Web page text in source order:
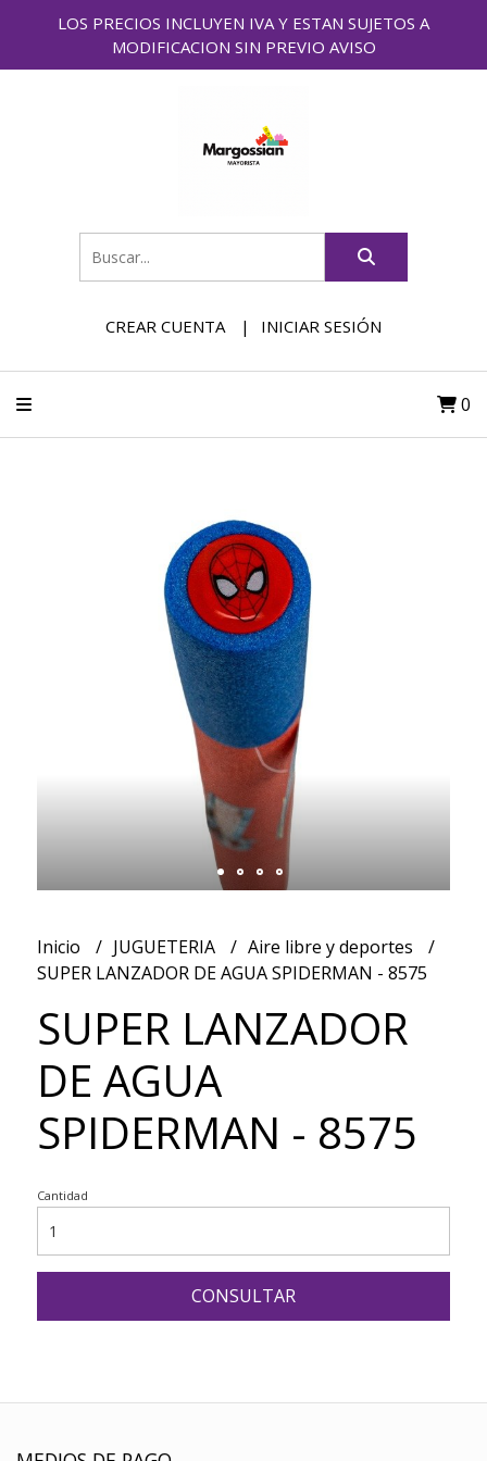
LOS PRECIOS INCLUYEN IVA Y ESTAN SUJETOS A
MODIFICACION SIN PREVIO AVISO
CREAR CUENTA INICIAR SESIÓN
0
Inicio JUGUETERIA
Aire libre y deportes
SUPER LANZADOR DE AGUA SPIDERMAN - 8575
SUPER LANZADOR
DE AGUA
SPIDERMAN - 8575
Cantidad
CONSULTAR